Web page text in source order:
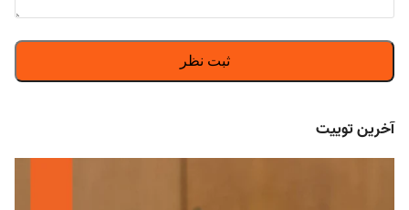
آخرین توییت